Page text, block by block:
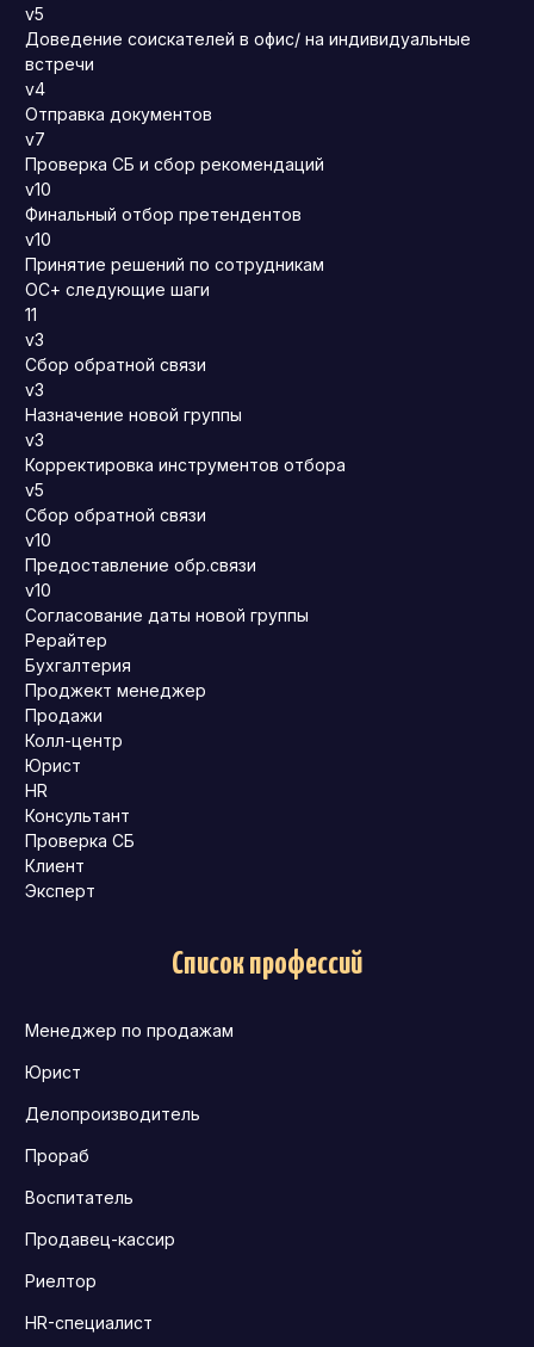
v5
Доведение соискателей в офис/ на индивидуальные
встречи
v4
Отправка документов
v7
Проверка СБ и сбор рекомендаций
v10
Финальный отбор претендентов
v10
Принятие решений по сотрудникам
ОС+ следующие шаги
11
v3
Сбор обратной связи
v3
Назначение новой группы
v3
Корректировка инструментов отбора
v5
Сбор обратной связи
v10
Предоставление обр.связи
v10
Согласование даты новой группы
Рерайтер
Бухгалтерия
Проджект менеджер
Продажи
Колл-центр
Юрист
HR
Консультант
Проверка СБ
Клиент
Эксперт
Список профессий
Менеджер по продажам
Юрист
Делопроизводитель
Прораб
Воспитатель
Продавец-кассир
Риелтор
HR-специалист